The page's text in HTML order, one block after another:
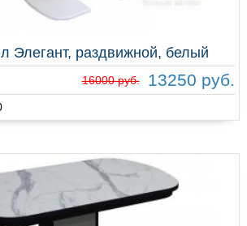
Элегант, раздвижной, белый
16000 руб. 13250 руб.